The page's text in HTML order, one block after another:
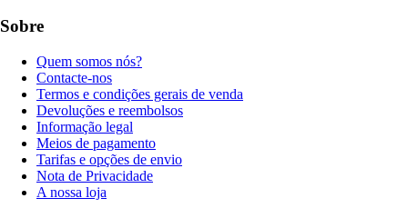
Sobre
Quem somos nós?
Contacte-nos
Termos e condições gerais de venda
Devoluções e reembolsos
Informação legal
Meios de pagamento
Tarifas e opções de envio
Nota de Privacidade
A nossa loja